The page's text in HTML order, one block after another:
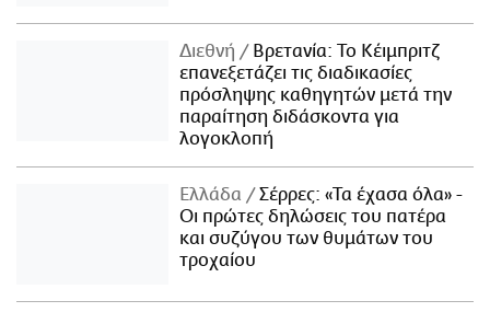
Διεθνή
Βρετανία: Το Κέιμπριτζ
επανεξετάζει τις διαδικασίες
πρόσληψης καθηγητών μετά την
παραίτηση διδάσκοντα για
λογοκλοπή
Ελλάδα
Σέρρες: «Τα έχασα όλα» -
Οι πρώτες δηλώσεις του πατέρα
και συζύγου των θυμάτων του
τροχαίου